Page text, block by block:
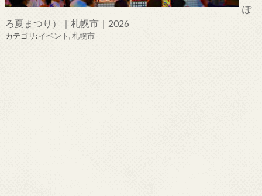
ぽ
ろ夏まつり）｜札幌市｜2026
カテゴリ:イベント,札幌市